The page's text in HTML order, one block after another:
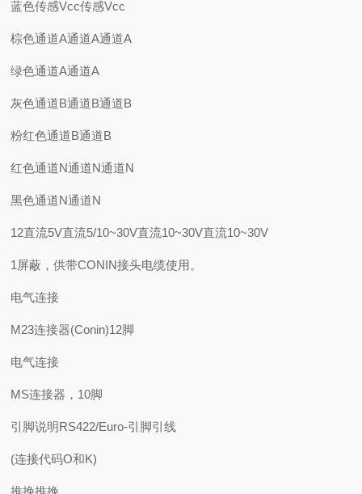
蓝色传感Vcc传感Vcc
棕色通道A通道A通道A
绿色通道A通道A
灰色通道B通道B通道B
粉红色通道B通道B
红色通道N通道N通道N
黑色通道N通道N
12直流5V直流5/10~30V直流10~30V直流10~30V
1屏蔽，供带CONIN接头电缆使用。
电气连接
M23连接器(Conin)12脚
电气连接
MS连接器，10脚
引脚说明RS422/Euro-引脚引线
(连接代码O和K)
推挽推挽